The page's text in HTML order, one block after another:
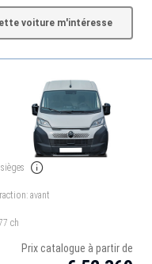
voiture m'intéresse
avant
ch
Prix catalogue à partir de